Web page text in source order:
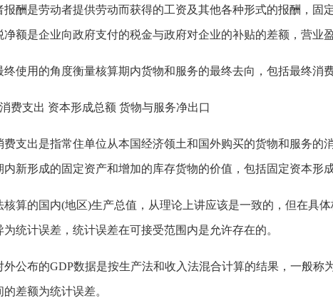
是劳动者提供劳动而获得的工资及其他各种形式的报酬，固
额是企业向政府支付的税金与政府对企业的补贴的差额，营业
用的角度衡量核算期内货物和服务的最终去向，包括最终消
费支出 资本形成总额 货物与服务净出口
出是指常住单位从本国经济领土和国外购买的货物和服务的
新形成的固定资产和增加的库存货物的价值，包括固定资本形
算的国内(地区)生产总值，从理论上讲应该是一致的，但在具
统计误差，统计误差在可接受范围内是允许存在的。
公布的GDP数据是按生产法和收入法混合计算的结果，一般称
差额为统计误差。